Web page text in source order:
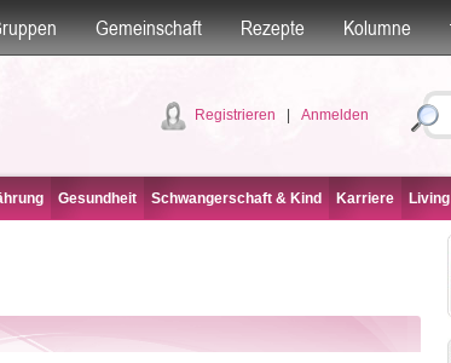
Gemeinschaft Rezepte Kolumne
Registrieren Anmelden
Gesundheit Schwangerschaft & Kind Karriere Living